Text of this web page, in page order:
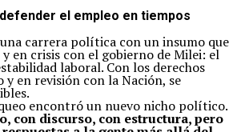
el empleo en tiempos
carrera política con un insumo que
en crisis con el gobierno de Milei: el
laboral. Con los derechos
en revisión con la Nación, se
encontró un nuevo nicho político.
con discurso, con estructura, pero